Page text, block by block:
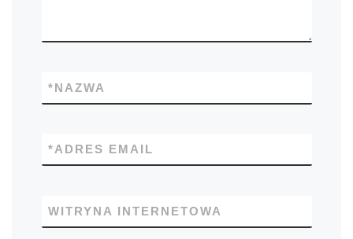
NAZWA
*
ADRES EMAIL
*
WITRYNA INTERNETOWA